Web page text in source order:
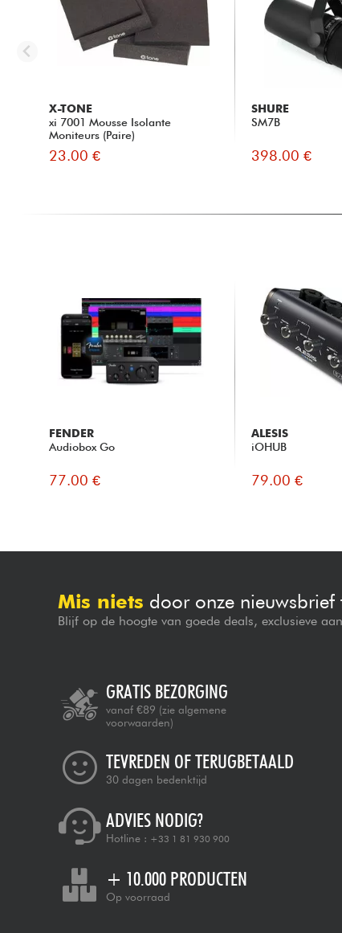
X-TONE
xi 7001 Mousse Isolante
Moniteurs (Paire)
23.00 €
SHURE
SM7B
398.00 €
FENDER
Audiobox Go
77.00 €
ALESIS
iOHUB
79.00 €
Mis niets door onze nieuwsbrief
Blijf op de hoogte van goede deals, exclusieve
GRATIS BEZORGING
vanaf €89 (zie algemene
voorwaarden)
TEVREDEN OF TERUGBETAALD
30 dagen bedenktijd
ADVIES NODIG?
Hotline : +33 1 81 930 900
+ 10.000 PRODUCTEN
Op voorraad